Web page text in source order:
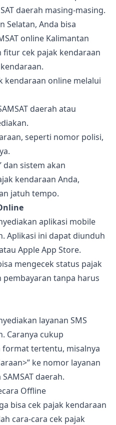
daerah masing-masing.
Selatan, Anda bisa
online Kalimantan
fitur cek pajak kendaraan
kendaraan online melalui
daerah atau
seperti nomor polisi,
dan sistem akan
kendaraan Anda,
jatuh tempo.
aplikasi mobile
Aplikasi ini dapat diunduh
Apple App Store.
mengecek status pajak
tanpa harus
layanan SMS
Caranya cukup
format tertentu, misalnya
ke nomor layanan
daerah.
Offline
bisa cek pajak kendaraan
cara-cara cek pajak